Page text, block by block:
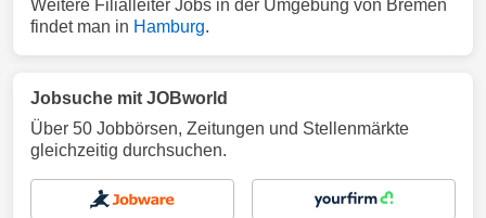
Weitere Filialleiter Jobs in der Umgebung von Bremen
findet man in Hamburg.
Jobsuche mit JOBworld
Über 50 Jobbörsen, Zeitungen und Stellenmärkte
gleichzeitig durchsuchen.